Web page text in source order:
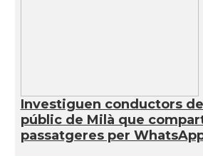
Investiguen conductors
públic de Milà que
passatgeres per